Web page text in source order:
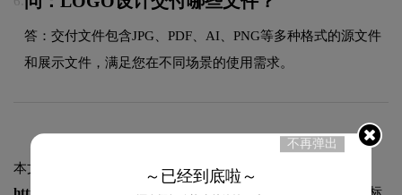
答：交付文件包含JPG、PDF、AI、PNG等多种格式的源文件
和展示文件，满足您在不同场景的使用需求。
本文标题和链接
沃田旅店logo图片:
不再弹出
～已经到底啦～